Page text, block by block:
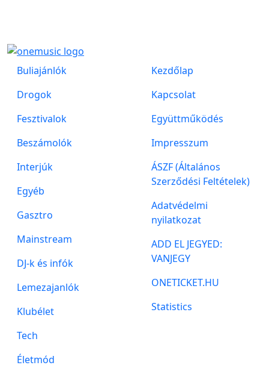
Buliajánlók
Drogok
Fesztivalok
Beszámolók
Interjúk
Egyéb
Gasztro
Mainstream
DJ-k és infók
Lemezajanlók
Klubélet
Tech
Életmód
Kezdőlap
Kapcsolat
Együttműködés
Impresszum
ÁSZF (Általános
Szerződési Feltételek)
Adatvédelmi
nyilatkozat
ADD EL JEGYED:
VANJEGY
ONETICKET.HU
Statistics